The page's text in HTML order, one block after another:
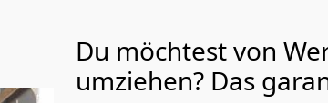
Du möchtest von
umziehen? Das